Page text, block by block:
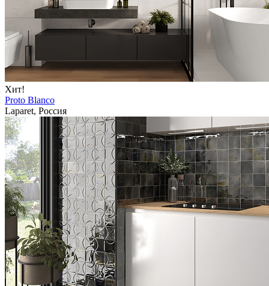
Хит!
Proto Blanco
Laparet, Россия